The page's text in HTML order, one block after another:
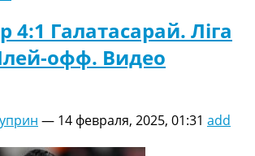
4:1 Галатасарай. Ліга
офф. Видео
— 14 февраля, 2025, 01:31 add